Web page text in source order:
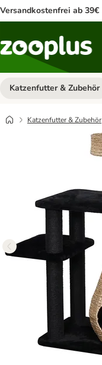
Versandkostenfrei ab 39€
Katzenfutter & Zubehör
Katzenfutter & Zubehör